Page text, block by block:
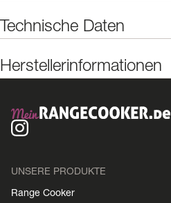
Technische Daten
Herstellerinformationen
UNSERE PRODUKTE
Range Cooker